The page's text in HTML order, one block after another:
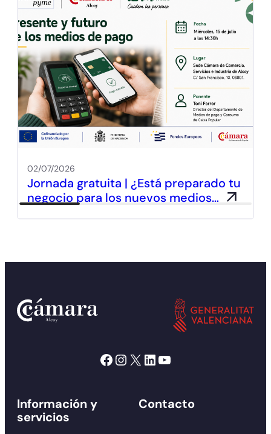
02/07/2026
Jornada gratuita | ¿Está preparado tu
negocio para los nuevos medios…
Facebook Instagram X LinkedIn YouTube
Información y
servicios
Contacto